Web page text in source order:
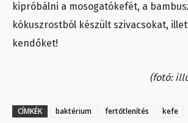
kipróbálni a mosogatókefét, a
kókuszrostból készült szivacsokat,
kendőket!
(fotó:
CÍMKÉK baktérium fertőtlenítés
kefe